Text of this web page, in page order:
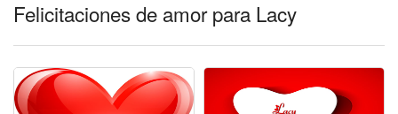
Felicitaciones de amor para Lacy